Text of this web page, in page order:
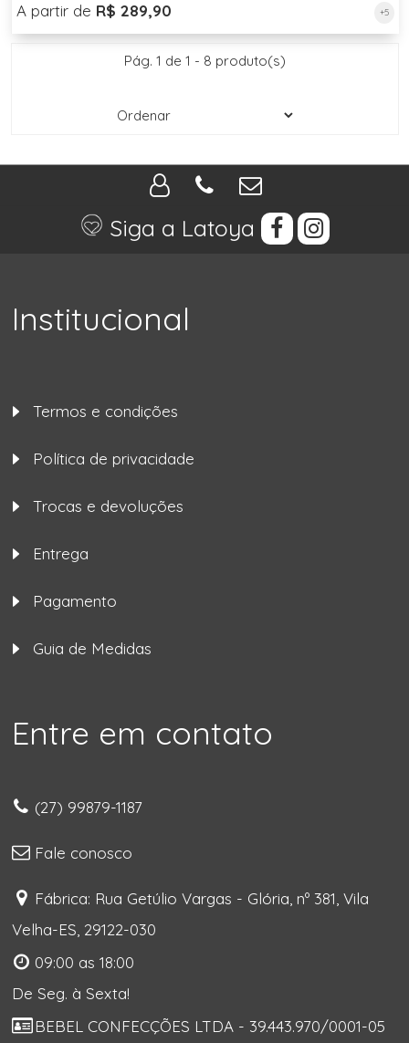
A partir de R$ 289,90 +5
Pág. 1 de 1 - 8 produto(s)
Siga a Latoya
Institucional
Termos e condições
Política de privacidade
Trocas e devoluções
Entrega
Pagamento
Guia de Medidas
Entre em contato
(27) 99879-1187
Fale conosco
Fábrica: Rua Getúlio Vargas - Glória, nº 381, Vila
Velha-ES, 29122-030
09:00 as 18:00
De Seg. à Sexta!
BEBEL CONFECÇÕES LTDA - 39.443.970/0001-05